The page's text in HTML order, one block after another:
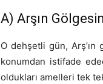
A) Arşın
O dehşetli gün,
konumdan istifade
oldukları amelleri tek